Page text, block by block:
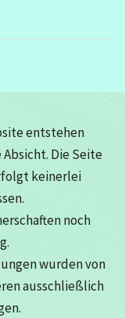
entstehen
Die Seite
keinerlei
noch
wurden von
ausschließlich